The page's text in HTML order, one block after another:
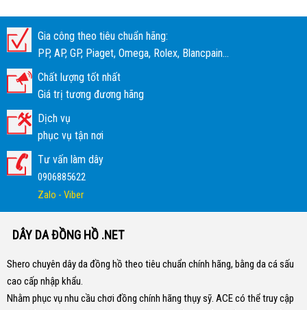
Gia công theo tiêu chuẩn hãng:
PP, AP, GP, Piaget, Omega, Rolex, Blancpain...
Chất lượng tốt nhất
Giá trị tương đương hãng
Dịch vụ
phục vụ tận nơi
Tư vấn làm dây
0906885622
Zalo - Viber
DÂY DA ĐỒNG HỒ .NET
Shero chuyên dây da đồng hồ theo tiêu chuẩn chính hãng, bằng da cá sấu
cao cấp nhập khẩu.
Nhằm phục vụ nhu cầu chơi đồng chính hãng thụy sỹ. ACE có thể truy cập